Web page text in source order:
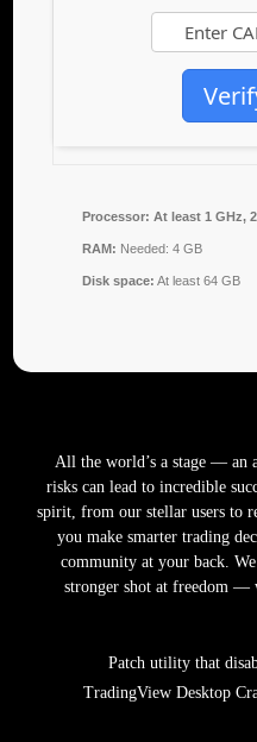
Processor: At least 1 GHz,
RAM: Needed: 4 GB
Disk space: At least 64 GB
All the world’s a stage — an
risks can lead to incredible
spirit, from our stellar users to
you make smarter trading
community at your back.
stronger shot at freedom —
Patch utility that
TradingView Desktop